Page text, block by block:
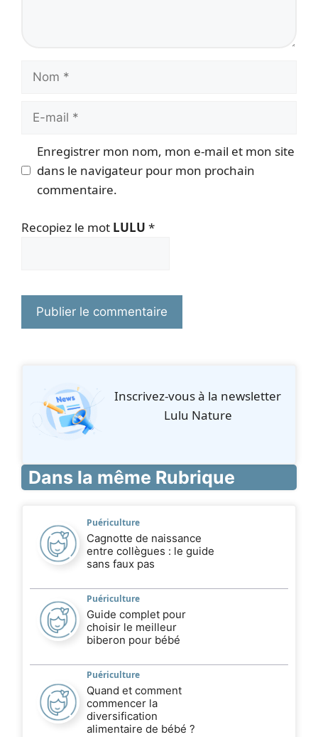
Nom
Enregistrer mon nom, mon e-mail et mon site
dans le navigateur pour mon prochain
commentaire.
Recopiez le mot LULU *
Inscrivez‑vous à la newsletter
Lulu Nature
Dans la même Rubrique
Puériculture
Cagnotte de naissance
entre collègues : le guide
sans faux pas
Puériculture
Guide complet pour
choisir le meilleur
biberon pour bébé
Puériculture
Quand et comment
commencer la
diversification
alimentaire de bébé ?